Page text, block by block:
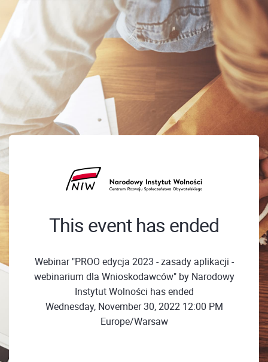
This event has ended
Webinar "PROO edycja 2023 - zasady aplikacji -
webinarium dla Wnioskodawców" by Narodowy
Instytut Wolności has ended
Wednesday, November 30, 2022 12:00 PM
Europe/Warsaw